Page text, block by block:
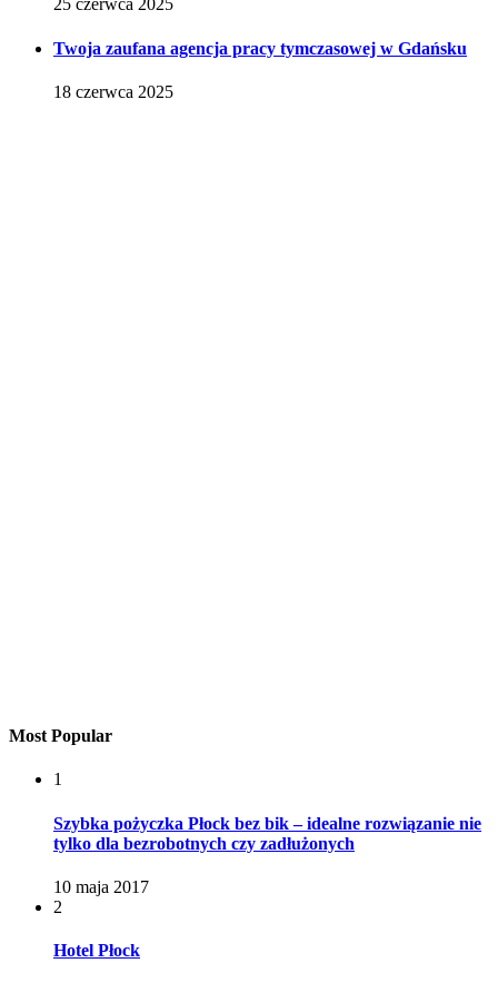
25 czerwca 2025
Twoja zaufana agencja pracy tymczasowej w Gdańsku
18 czerwca 2025
Most Popular
1
Szybka pożyczka Płock bez bik – idealne rozwiązanie nie
tylko dla bezrobotnych czy zadłużonych
10 maja 2017
2
Hotel Płock